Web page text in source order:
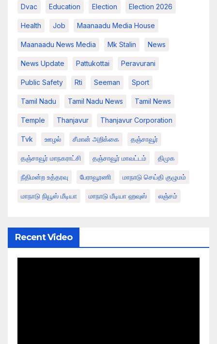
Dvac Education Election Election 2026
Health Job Maanaadu Media House
Maanaadu News Media Mk Stalin News
News Update Pattukottai Peravurani
Public Safety Rti Seeman Sport
Tamil Nadu Tamil Nadu News Tamil News
Temple Thanjavur Thanjavur Corporation
Tvk ஊழல் சீமான் அறிக்கை தஞ்சாவூர்
தஞ்சாவூர் மாநகராட்சி தஞ்சாவூர் மாவட்டம் திமுக
நீதிமன்ற உத்தரவு பேராவூரணி மாநாடு செய்தி குழுமம்
மாநாடு நியூஸ் மீடியா மாநாடு மீடியா ஹவுஸ் லஞ்சம்
Recent Video